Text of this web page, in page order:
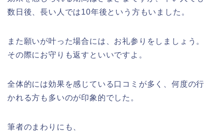
数日後、長い人では10年後という方もいました。
また願いが叶った場合には、お礼参りをしましょう。
その際にお守りも返すといいですよ。
全体的には効果を感じている口コミが多く、何度の行
かれる方も多いのが印象的でした。
筆者のまわりにも、